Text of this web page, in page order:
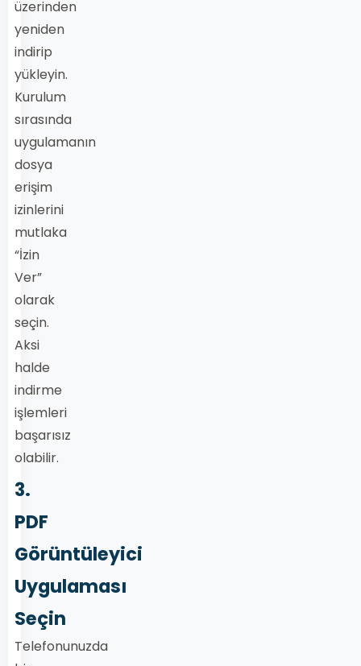
üzerinden
yeniden
indirip
yükleyin.
Kurulum
sırasında
uygulamanın
dosya
erişim
izinlerini
mutlaka
“İzin
Ver”
olarak
seçin.
Aksi
halde
indirme
işlemleri
başarısız
olabilir.
3.
PDF
Görüntüleyici
Uygulaması
Seçin
Telefonunuzda